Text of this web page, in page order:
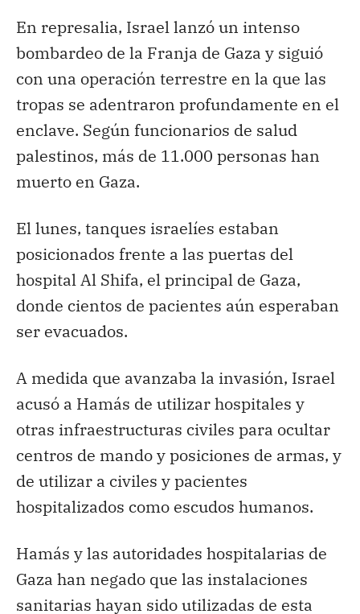
En represalia, Israel lanzó un intenso
bombardeo de la Franja de Gaza y siguió
con una operación terrestre en la que las
tropas se adentraron profundamente en el
enclave. Según funcionarios de salud
palestinos, más de 11.000 personas han
muerto en Gaza.
El lunes, tanques israelíes estaban
posicionados frente a las puertas del
hospital Al Shifa, el principal de Gaza,
donde cientos de pacientes aún esperaban
ser evacuados.
A medida que avanzaba la invasión, Israel
acusó a Hamás de utilizar hospitales y
otras infraestructuras civiles para ocultar
centros de mando y posiciones de armas, y
de utilizar a civiles y pacientes
hospitalizados como escudos humanos.
Hamás y las autoridades hospitalarias de
Gaza han negado que las instalaciones
sanitarias hayan sido utilizadas de esta